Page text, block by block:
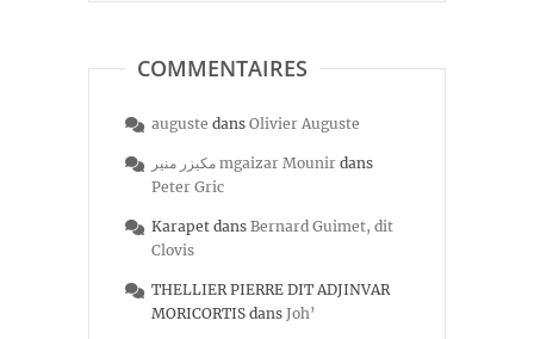
COMMENTAIRES
auguste dans Olivier Auguste
مكيزر منير mgaizar Mounir dans
Peter Gric
Karapet dans Bernard Guimet, dit
Clovis
THELLIER PIERRE DIT ADJINVAR
MORICORTIS dans Joh’